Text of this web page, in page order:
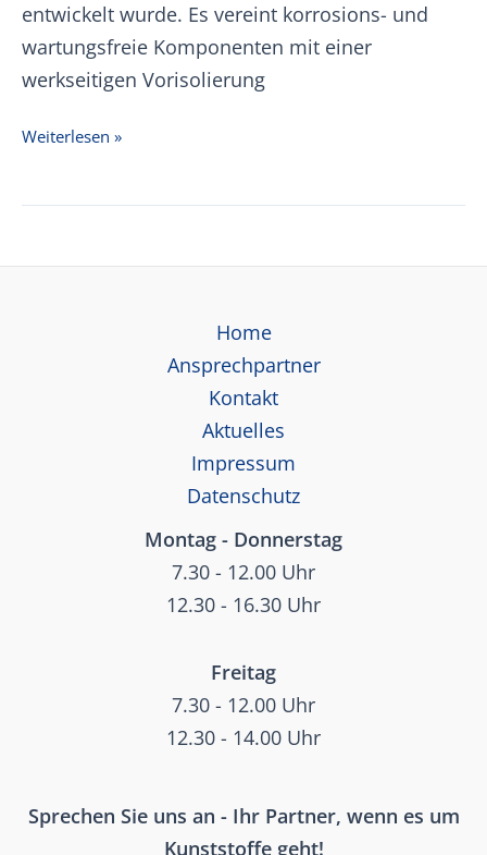
entwickelt wurde. Es vereint korrosions- und
wartungsfreie Komponenten mit einer
werkseitigen Vorisolierung
+GF+
FIT
Preisliste
Weiterlesen »
Home
Ansprechpartner
Kontakt
Aktuelles
Impressum
Datenschutz
Montag - Donnerstag
7.30 - 12.00 Uhr
12.30 - 16.30 Uhr
Freitag
7.30 - 12.00 Uhr
12.30 - 14.00 Uhr
Sprechen Sie uns an - Ihr Partner, wenn es um
Kunststoffe geht!